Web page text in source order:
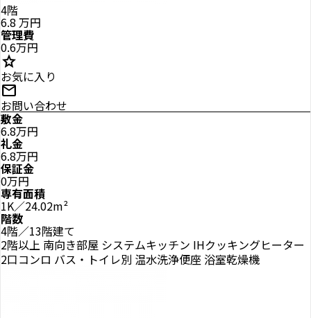
4階
6.8 万円
管理費
0.6万円
star
お気に入り
mail
お問い合わせ
敷金
6.8万円
礼金
6.8万円
保証金
0万円
専有面積
1K／24.02m²
階数
4階／13階建て
2階以上 南向き部屋 システムキッチン IHクッキングヒーター
2口コンロ バス・トイレ別 温水洗浄便座 浴室乾燥機